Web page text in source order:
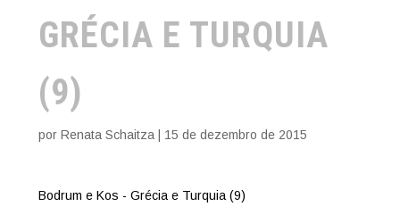
GRÉCIA E TURQUIA
(9)
por Renata Schaitza| 15 de dezembro de 2015
Bodrum e Kos - Grécia e Turquia (9)